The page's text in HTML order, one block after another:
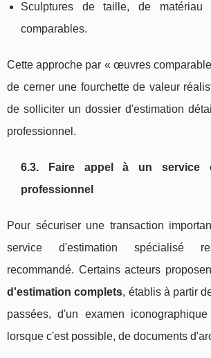
Sculptures de taille, de
comparables.
Cette approche par « œuvres
de cerner une fourchette de valeur
de solliciter un dossier d'estimation
professionnel.
6.3. Faire appel à un service
professionnel
Pour sécuriser une transaction
service d'estimation spécialisé
recommandé. Certains acteurs
d'estimation complets, établis à partir
passées, d'un examen
lorsque c'est possible, de documents